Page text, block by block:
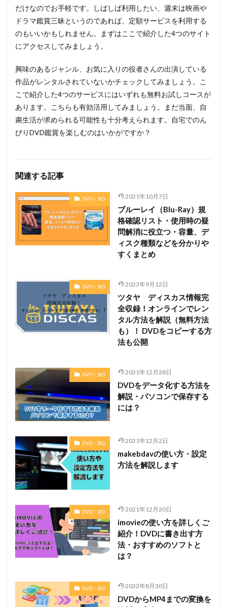
だけなのでお手軽です。しばしば利用したい、週末は映画や
ドラマ鑑賞三昧というのであれば、定額サービスを利用する
のもいいかもしれません。まずはここで紹介した4つのサイト
にアクセスしてみましょう。
興味のあるジャンル、お気に入りの役者さんの出演している
作品がレンタルされていないかチェックしてみましょう。こ
こで紹介した4つのサービスにはいずれも無料お試しコースが
あります。こちらも有効活用してみましょう。まだ当面、自
粛生活が求められる可能性も十分考えられます。自宅でのん
びりDVD鑑賞を楽しむのはいかがですか？
関連する記事
DVD・BD 2021年10月7日
ブルーレイ（Blu-Ray）規
格確認リスト・使用時の疑
問解消に役立つ・容量、デ
ィスク種類などを分かりや
すくまとめ
DVD・BD 2023年9月12日
ツタヤ ディスカス情報完
全収録！オンラインでレン
タル方法を解説（無料方法
も）！ DVDをコピーする方
法も公開
DVD・BD 2021年12月28日
DVDをデータ化する方法を
解説・パソコンで保存する
には？
DVD・BD 2021年12月2日
makebdavの使い方・設定
方法を解説します
DVD・BD 2021年12月20日
imovieの使い方を詳しくご
紹介！DVDに書き出す方
法・おすすめのソフトと
は？
DVD・BD 2022年8月30日
DVDからMP4までの変換を